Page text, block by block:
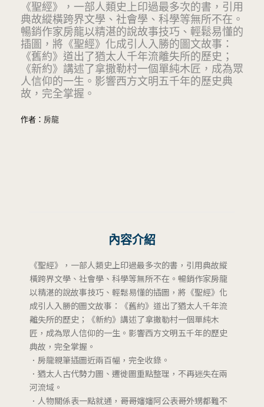
《聖經》，一部人類史上印過最多次的書，引用
典故縱橫跨界文學、社會學、科學等無所不在。
暢銷作家房龍以精湛的說故事技巧、輕鬆易懂的
插圖，將《聖經》化成引人入勝的圖文故事：
《舊約》道出了猶太人千年流離失所的歷史；
《新約》講述了拿撒勒村一個單純木匠，成為眾
人信仰的一生。影響西方文明五千年的歷史典
故，完全掌握。
作者： 房龍
內容介紹
《聖經》，一部人類史上印過最多次的書，引用典故縱
橫跨界文學、社會學、科學等無所不在。暢銷作家房龍
以精湛的說故事技巧、輕鬆易懂的插圖，將《聖經》化
成引人入勝的圖文故事：《舊約》道出了猶太人千年流
離失所的歷史；《新約》講述了拿撒勒村一個單純木
匠，成為眾人信仰的一生。影響西方文明五千年的歷史
典故，完全掌握。
．房龍親筆插圖近兩百幅，完全收錄。
．猶太人古代勢力圖、遷徙圖重點整理，不再迷失在兩
河流域。
．人物關係表一點就通，哥哥嬸嬸阿公表哥外甥都難不